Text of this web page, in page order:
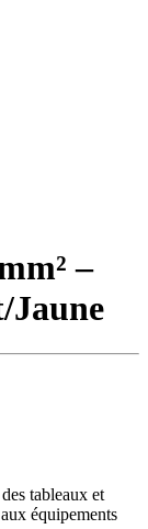
–
Jaune
tableaux et
équipements